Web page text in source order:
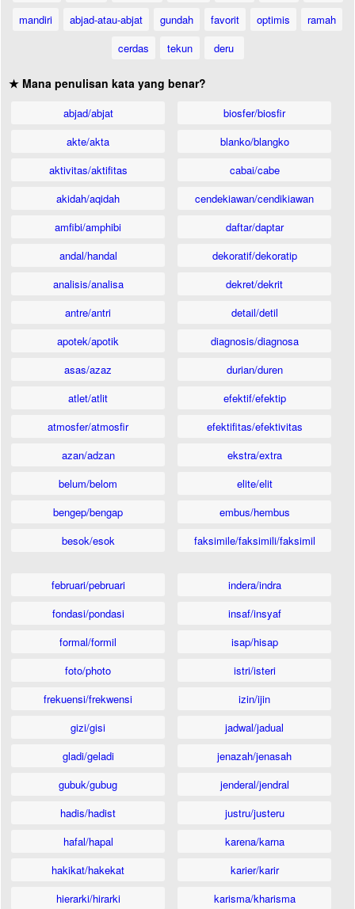
mandiri
abjad-atau-abjat gundah favorit optimis
ramah
cerdas
tekun deru
★ Mana penulisan kata yang benar?
abjad/abjat
akte/akta
aktivitas/aktifitas
akidah/aqidah
amfibi/amphibi
andal/handal
analisis/analisa
antre/antri
apotek/apotik
asas/azaz
atlet/atlit
atmosfer/atmosfir
azan/adzan
belum/belom
bengep/bengap
besok/esok
biosfer/biosfir
blanko/blangko
cabai/cabe
cendekiawan/cendikiawan
daftar/daptar
dekoratif/dekoratip
dekret/dekrit
detail/detil
diagnosis/diagnosa
durian/duren
efektif/efektip
efektifitas/efektivitas
ekstra/extra
elite/elit
embus/hembus
faksimile/faksimili/faksimil
februari/pebruari
fondasi/pondasi
formal/formil
foto/photo
frekuensi/frekwensi
gizi/gisi
gladi/geladi
gubuk/gubug
hadis/hadist
hafal/hapal
hakikat/hakekat
hierarki/hirarki
indera/indra
insaf/insyaf
isap/hisap
istri/isteri
izin/ijin
jadwal/jadual
jenazah/jenasah
jenderal/jendral
justru/justeru
karena/karna
karier/karir
karisma/kharisma